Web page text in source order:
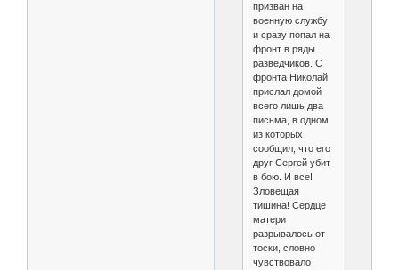
призван на
военную службу
и сразу попал на
фронт в ряды
разведчиков. С
фронта Николай
прислал домой
всего лишь два
письма, в одном
из которых
сообщил, что его
друг Сергей убит
в бою. И все!
Зловещая
тишина! Сердце
матери
разрывалось от
тоски, словно
чувствовало